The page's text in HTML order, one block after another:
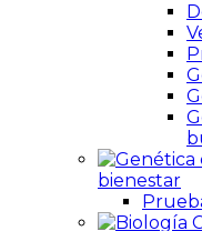
bienestar